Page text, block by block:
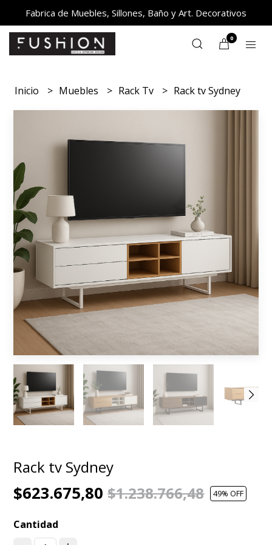
Fabrica de Muebles, Sillones, Baño y Art. Decorativos
0
Inicio Muebles Rack Tv Rack tv Sydney
Rack tv Sydney
$623.675,80$1.238.766,48 49% OFF
Cantidad